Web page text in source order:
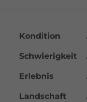
Kondition
Schwierigkeit
Erlebnis
Landschaft